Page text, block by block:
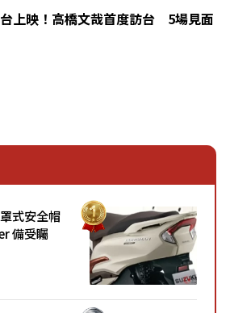
台上映！高橋文哉首度訪台 5場見面
式安全帽
備受矚
計與各項